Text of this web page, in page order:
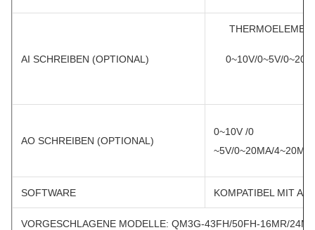
AI SCHREIBEN (OPTIONAL) 0~10V/0~5V/
AO SCHREIBEN (OPTIONAL)
0~10V /0
~5V/0~20MA/
SOFTWARE KOMPATIBEL MIT
VORGESCHLAGENE MODELLE: QM3G-43FH/50FH-16MR/